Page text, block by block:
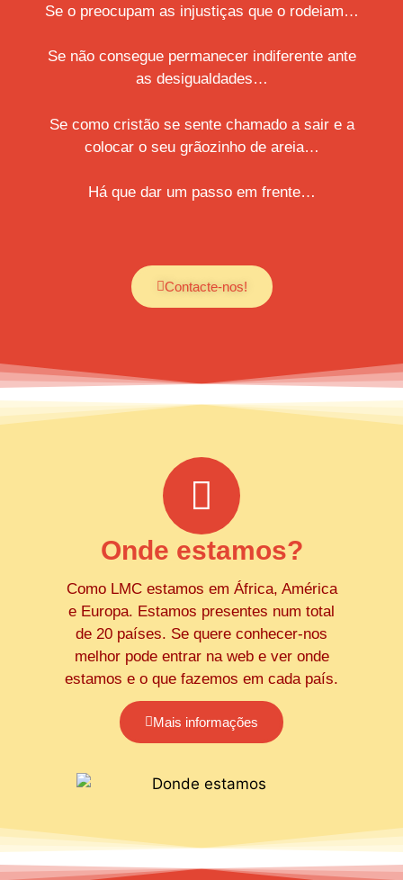
Se o preocupam as injustiças que o rodeiam…
Se não consegue permanecer indiferente ante
as desigualdades…
Se como cristão se sente chamado a sair e a
colocar o seu grãozinho de areia…
Há que dar um passo em frente…
Contacte-nos!
Onde estamos?
Como LMC estamos em África, América
e Europa. Estamos presentes num total
de 20 países. Se quere conhecer-nos
melhor pode entrar na web e ver onde
estamos e o que fazemos em cada país.
Mais informações